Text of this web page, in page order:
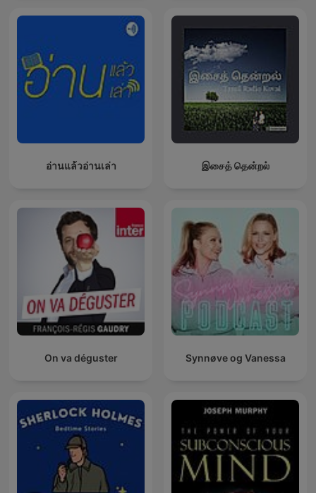
อ่านแล้วอ่านเล่า இசைத் தென்றல்
On va déguster Synnøve og Vanessa